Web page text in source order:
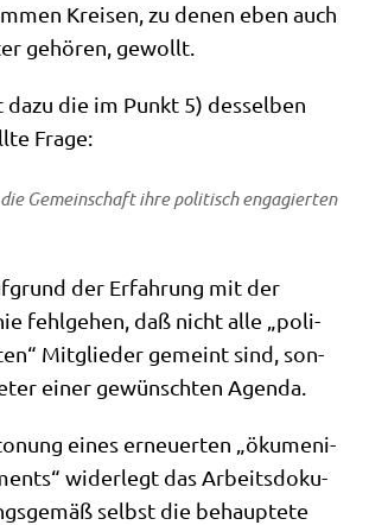
Krei­sen, zu denen eben auch
gehö­ren, gewollt.
die im Punkt 5) des­sel­ben
Frage:
Gemein­schaft ihre poli­tisch enga­gier­ten
der Erfah­rung mit der
fehl­ge­hen, daß nicht alle „poli­
Mit­glie­der gemeint sind, son­
einer gewünsch­ten Agenda.
eines erneu­er­ten „öku­me­ni­
wider­legt das Arbeits­do­ku­
selbst die behaup­te­te